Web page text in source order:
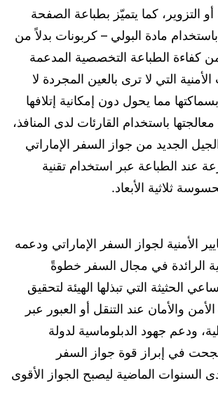
التزوير، كما يتميّز بطباعة الصفحة
باستخدام مادة البولي – كربونات بدلاً من
كفاءة الطباعة التخصصية المدعمة
التي لا ترى بالعين المجردة لا
مما يحول دون إمكانية إتلافها
باستخدام القارئات لدى المنافذ،
الجديد من جواز السفر الإماراتي
عند الطباعة عبر استخدام تقنية
ثلاثية الأبعاد.
الأمنية لجواز السفر الإماراتي ودعمه
الرائدة في مجال السفر خطوةً
الحثيثة التي تبذلها الهيئة لتحقيق
والأمان عند التنقل أو العبور عبر
ودعم جهود الدبلوماسية لدولة
نجحت في إبراز قوة جواز السفر
السنوات الماضية ليصبح الجواز الأقوى